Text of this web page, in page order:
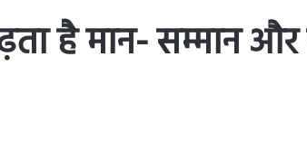
है मान- सम्मान और